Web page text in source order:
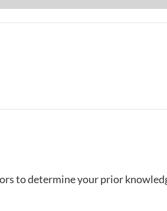
to determine your prior